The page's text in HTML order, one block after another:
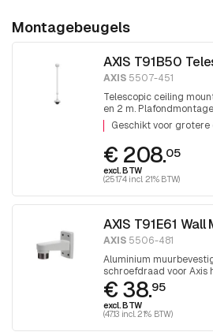
Montagebeugels
AXIS T91B50
AXIS 5507-451
Telescopic ceiling
en 2 m.
Eindschroefdraad 1,5
Geschikt voor
€ 208.05
excl. BTW
(251.74 incl. 21% BTW)
AXIS T91E61 Wall
AXIS 5506-481
Aluminium
schroefdraad voor Axis
koepel.
€ 38.95
excl. BTW
(47.13 incl. 21% BTW)